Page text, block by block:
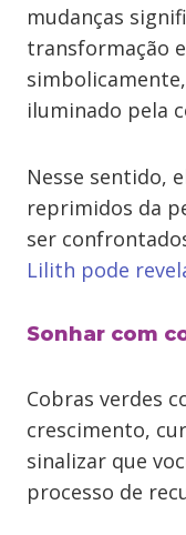
mudanças
transformação
iluminado pela
Nesse sentido,
reprimidos da
ser
Lilith pode
Sonhar com
Cobras verdes
crescimento,
sinalizar que
processo de